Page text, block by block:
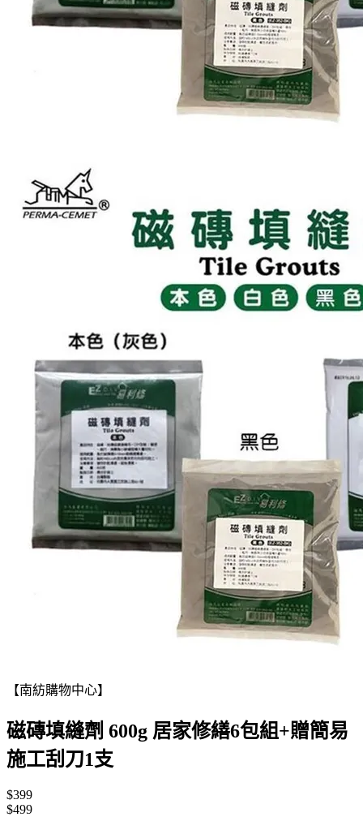
【南紡購物中心】
磁磚填縫劑 600g 居家修繕6包組+贈簡易
施工刮刀1支
$399
$499